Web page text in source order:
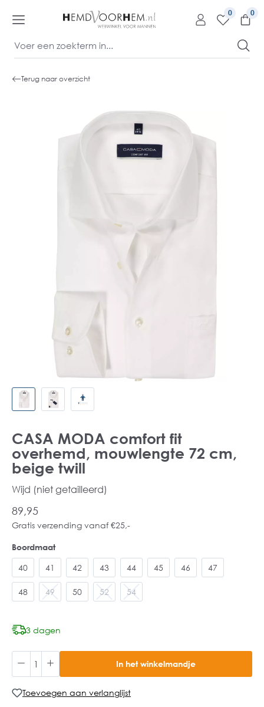
0
Terug naar overzicht
CASA MODA comfort fit
overhemd, mouwlengte 72 cm,
beige twill
Wijd (niet getailleerd)
89,95
Gratis verzending vanaf €25,-
Boordmaat
40 41 42 43 44 45 46 47
48 49 50 52 54
3 dagen
In het winkelmandje
Toevoegen aan verlanglijst